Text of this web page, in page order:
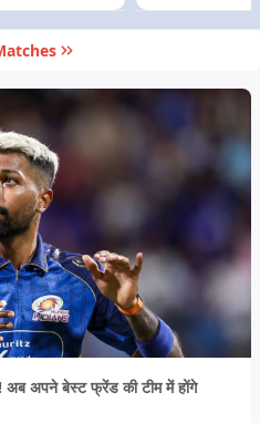
अब अपने बेस्ट फ्रेंड की टीम में होंगे